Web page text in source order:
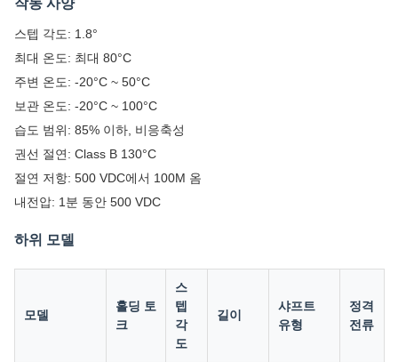
작동 사양
스텝 각도: 1.8°
최대 온도: 최대 80°C
주변 온도: -20°C ~ 50°C
보관 온도: -20°C ~ 100°C
습도 범위: 85% 이하, 비응축성
권선 절연: Class B 130°C
절연 저항: 500 VDC에서 100M 옴
내전압: 1분 동안 500 VDC
하위 모델
모델
홀딩 토
크
스
텝
각
도
길이
샤프트
유형
정격
전류